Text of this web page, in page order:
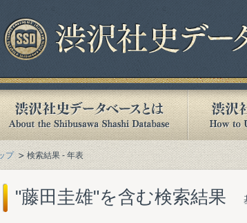
プ 検索結果 - 年表
"藤田圭雄"を含む検索結果